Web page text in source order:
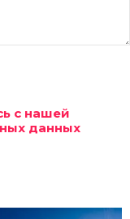
с нашей
данных